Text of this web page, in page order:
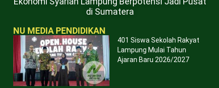
di Sumatera
NU MEDIA PENDIDIKAN
401 Siswa Sekolah Rakyat
Lampung Mulai Tahun
Ajaran Baru 2026/2027